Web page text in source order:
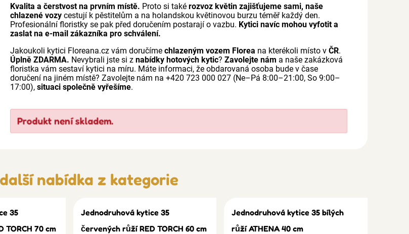
Kvalita a čerstvost na prvním místě. Proto si takérozvoz květin zajišťujeme sami, naše
chlazené vozy cestují k pěstitelům a na holandskou květinovou burzu téměř každý den.
Profesionální floristky se pak před doručením postarají o vazbu. Kytici navíc mohou vyfotit a
zaslat na e-mail zákazníka pro schválení.
Jakoukoli kytici Floreana.cz vám doručímechlazeným vozem Florea na kterékoli místo vČR.
Úplně ZDARMA. Nevybrali jste si znabídky hotových kytic?Zavolejte nám a naše zakázková
floristka vám sestaví kytici na míru. Máte informaci, že obdarovaná osoba bude v čase
doručení na jiném místě? Zavolejte nám na +420 723 000 027 (Ne–Pá 8:00–21:00, So 9:00–
17:00),situaci společně vyřešíme.
Produkt není skladem.
nabídka z kategorie
35
TORCH 70 cm
Jednodruhová kytice 35
červených růží RED TORCH 60 cm
Jednodruhová kytice 35 bílých
růží ATHENA 40 cm